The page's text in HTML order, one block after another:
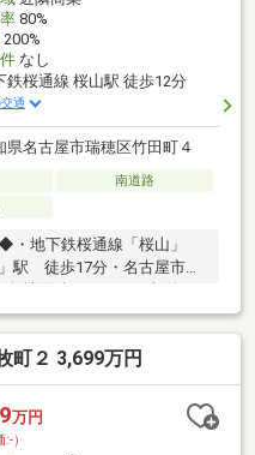
80%
200%
なし
鉄桜通線 桜山駅 徒歩12分
通
県名古屋市瑞穂区竹田町４
南道路
地下鉄桜通線「桜山」
駅 徒歩17分・名古屋市営
ｍ◆周辺環境◆・御劔小学
分・中山保育園 徒歩7
分・ツルハドラッグ滝子
広見町二丁目店 徒歩5分※
ーで建てられます！
町２ 3,699万円
万円
）